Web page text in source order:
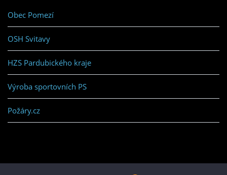
Obec Pomezí
OSH Svitavy
HZS Pardubického kraje
Výroba sportovních PS
Požáry.cz